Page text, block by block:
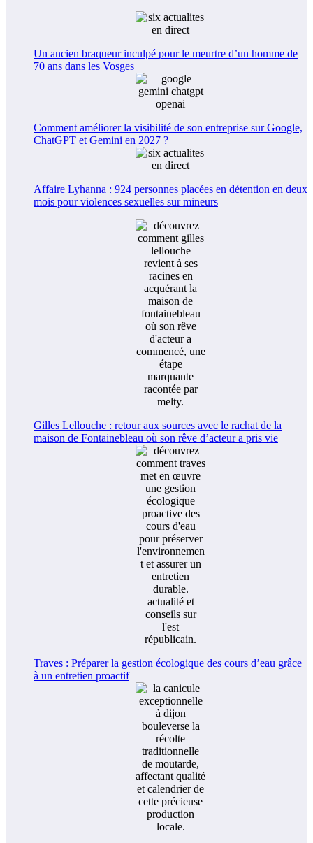
Un ancien braqueur inculpé pour le meurtre d’un homme de
70 ans dans les Vosges
Comment améliorer la visibilité de son entreprise sur Google,
ChatGPT et Gemini en 2027 ?
Affaire Lyhanna : 924 personnes placées en détention en deux
mois pour violences sexuelles sur mineurs
Gilles Lellouche : retour aux sources avec le rachat de la
maison de Fontainebleau où son rêve d’acteur a pris vie
Traves : Préparer la gestion écologique des cours d’eau grâce
à un entretien proactif